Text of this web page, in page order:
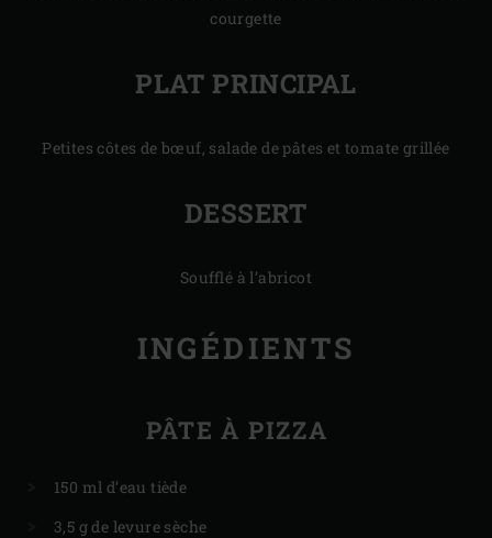
courgette
PLAT PRINCIPAL
Petites côtes de bœuf, salade de pâtes et tomate grillée
DESSERT
Soufflé à l’abricot
INGÉDIENTS
PÂTE À PIZZA
150 ml d’eau tiède
3,5 g de levure sèche